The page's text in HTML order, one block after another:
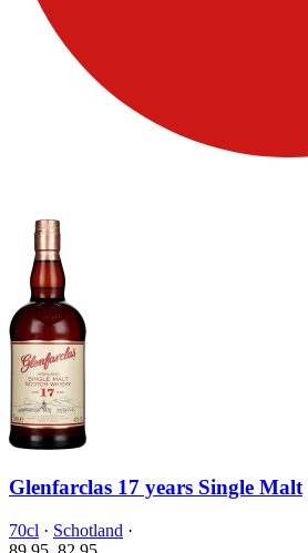
Glenfarclas 17 years Single Malt
70cl · Schotland ·